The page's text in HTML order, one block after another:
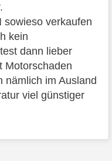
sowieso verkaufen
kein
dann lieber
Motorschaden
nämlich im Ausland
viel günstiger